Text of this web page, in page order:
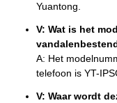
Yuantong.
V: Wat is het
A: Het
telefoon is YT-
V: Waar wordt